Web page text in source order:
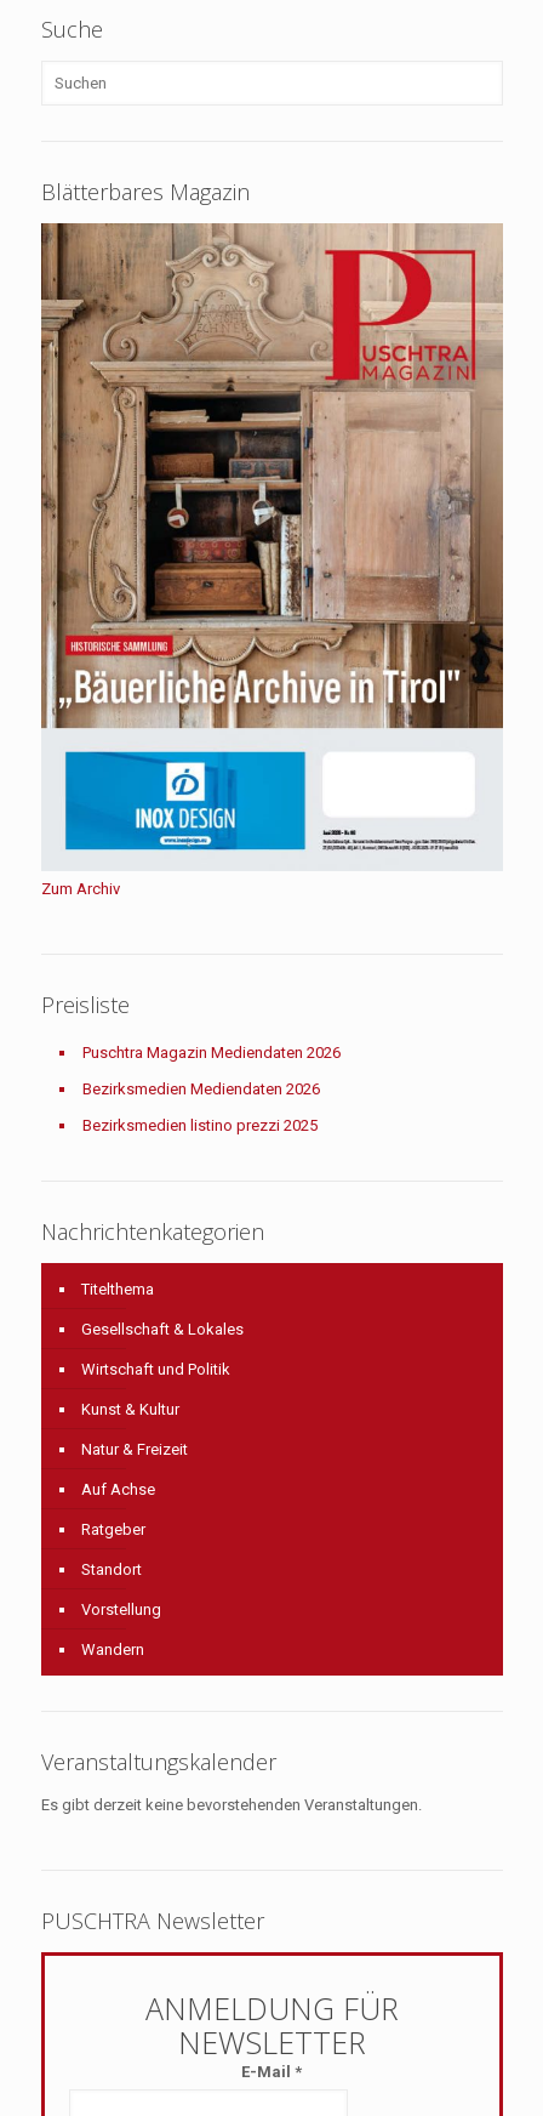
Suche
Blätterbares Magazin
Zum Archiv
Preisliste
Puschtra Magazin Mediendaten 2026
Bezirksmedien Mediendaten 2026
Bezirksmedien listino prezzi 2025
Nachrichtenkategorien
Titelthema
Gesellschaft & Lokales
Wirtschaft und Politik
Kunst & Kultur
Natur & Freizeit
Auf Achse
Ratgeber
Standort
Vorstellung
Wandern
Veranstaltungskalender
Es gibt derzeit keine bevorstehenden Veranstaltungen.
PUSCHTRA Newsletter
E-Mail *